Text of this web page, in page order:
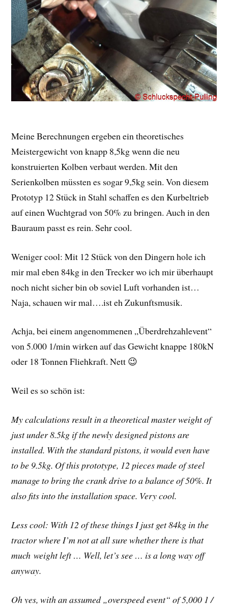
Meine Berechnungen ergeben ein theoretisches
Meistergewicht von knapp 8,5kg wenn die neu
konstruierten Kolben verbaut werden. Mit den
Serienkolben müssten es sogar 9,5kg sein. Von diesem
Prototyp 12 Stück in Stahl schaffen es den Kurbeltrieb
auf einen Wuchtgrad von 50% zu bringen. Auch in den
Bauraum passt es rein. Sehr cool.
Weniger cool: Mit 12 Stück von den Dingern hole ich
mir mal eben 84kg in den Trecker wo ich mir überhaupt
noch nicht sicher bin ob soviel Luft vorhanden ist…
Naja, schauen wir mal….ist eh Zukunftsmusik.
Achja, bei einem angenommenen „Überdrehzahlevent“
von 5.000 1/min wirken auf das Gewicht knappe 180kN
oder 18 Tonnen Fliehkraft. Nett 😉
Weil es so schön ist:
My calculations result in a theoretical master weight of
just under 8.5kg if the newly designed pistons are
installed. With the standard pistons, it would even have
to be 9.5kg. Of this prototype, 12 pieces made of steel
manage to bring the crank drive to a balance of 50%. It
also fits into the installation space. Very cool.
Less cool: With 12 of these things I just get 84kg in the
tractor where I’m not at all sure whether there is that
much weight left … Well, let’s see … is a long way off
anyway.
Oh yes, with an assumed „overspeed event“ of 5,000 1 /